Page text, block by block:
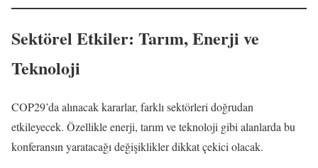
Sektörel Etkiler: Tarım, Enerji ve
Teknoloji
COP29’da alınacak kararlar, farklı sektörleri doğrudan
etkileyecek. Özellikle enerji, tarım ve teknoloji gibi alanlarda bu
konferansın yaratacağı değişiklikler dikkat çekici olacak.